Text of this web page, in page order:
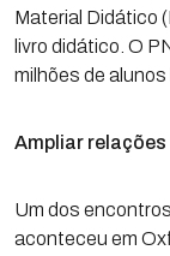
Material Didático
livro didático. O
milhões de
Ampliar
Um dos
aconteceu em